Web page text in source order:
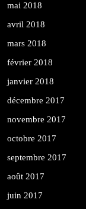
mai 2018
avril 2018
mars 2018
février 2018
janvier 2018
décembre 2017
novembre 2017
octobre 2017
septembre 2017
août 2017
juin 2017